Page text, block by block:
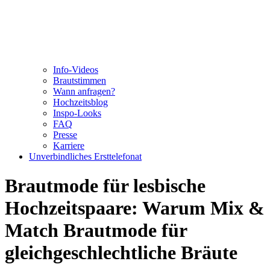
Info-Videos
Brautstimmen
Wann anfragen?
Hochzeitsblog
Inspo-Looks
FAQ
Presse
Karriere
Unverbindliches Ersttelefonat
Brautmode für lesbische
Hochzeitspaare: Warum Mix &
Match Brautmode für
gleichgeschlechtliche Bräute